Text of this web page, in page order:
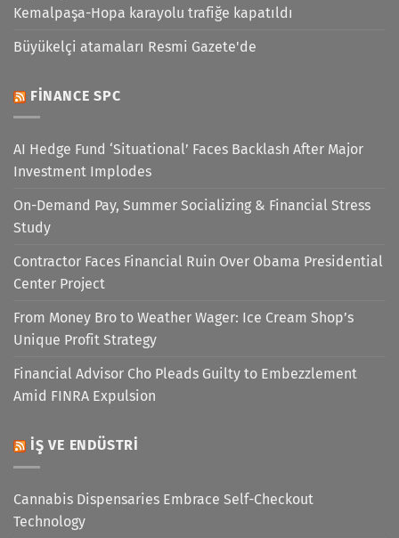
Kemalpaşa-Hopa karayolu trafiğe kapatıldı
Büyükelçi atamaları Resmi Gazete'de
FINANCE SPC
AI Hedge Fund ‘Situational’ Faces Backlash After Major
Investment Implodes
On-Demand Pay, Summer Socializing & Financial Stress
Study
Contractor Faces Financial Ruin Over Obama Presidential
Center Project
From Money Bro to Weather Wager: Ice Cream Shop’s
Unique Profit Strategy
Financial Advisor Cho Pleads Guilty to Embezzlement
Amid FINRA Expulsion
İŞ VE ENDÜSTRI
Cannabis Dispensaries Embrace Self-Checkout
Technology